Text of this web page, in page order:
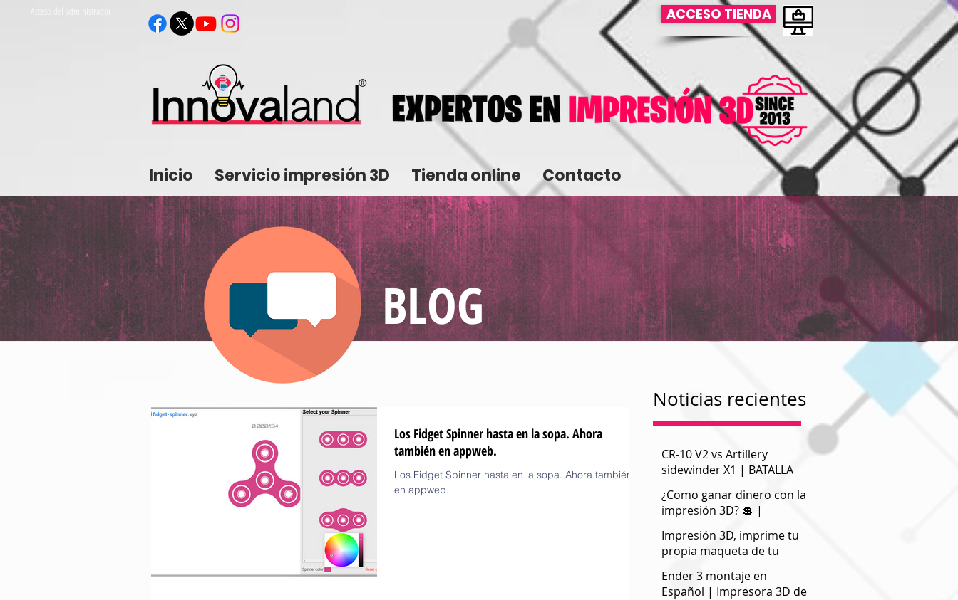
Acceso del administrador ACCESO TIENDA
Inicio Servicio impresión 3D Tienda online Contacto
Noticias recientes
CR-10 V2 vs Artillery
sidewinder X1 | BATALLA
¿Como ganar dinero con la
impresión 3D? 💲 |
Impresión 3D, imprime tu
propia maqueta de tu
Ender 3 montaje en
Español | Impresora 3D de
Los Fidget Spinner hasta en la sopa. Ahora
también en appweb.
Los Fidget Spinner hasta en la sopa. Ahora también
en appweb.
BLOG